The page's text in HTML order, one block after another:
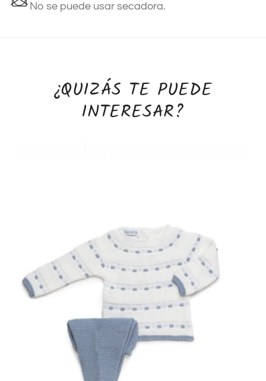
No se puede usar secadora.
¿QUIZÁS TE PUEDE
INTERESAR?